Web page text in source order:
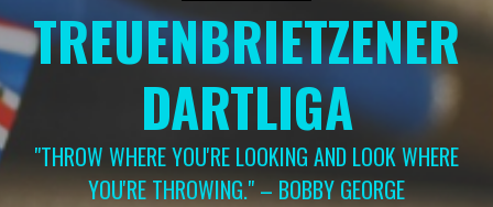
TREUENBRIETZENER
DARTLIGA
"THROW WHERE YOU'RE LOOKING AND LOOK WHERE
YOU'RE THROWING." – BOBBY GEORGE